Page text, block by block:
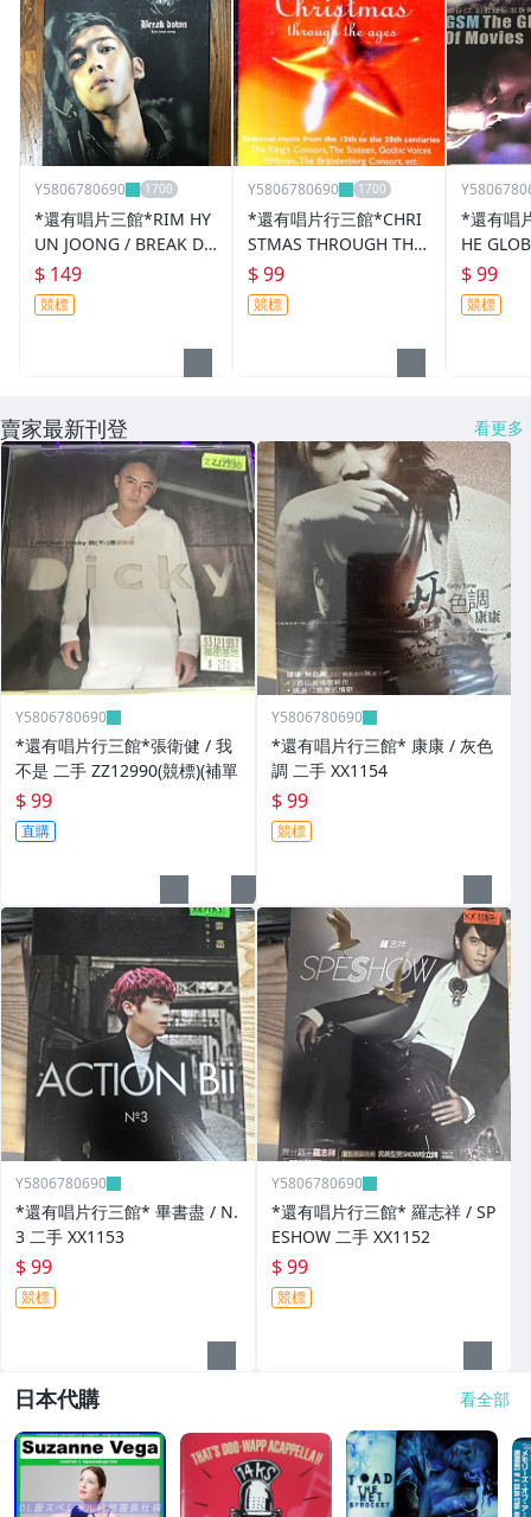
Y5806780690
*還有唱片三館*RIM HY
UN JOONG / BREAK DO
WN 二手 XX0981
$ 149
競標
Y5806780690
*還有唱片行三館*CHRI
STMAS THROUGH THE
AGES 二手 ZZ6283(需競
標)
$ 99
競標
*還有唱
HE
F
4(需競標)
$ 99
競標
賣家最新刊登 看更多
Y5806780690
*還有唱片行三館*張衛健 / 我
不是 二手 ZZ12990(競標)(補單
$ 99
直購
Y5806780690
*還有唱片行三館* 康康 / 灰色
調 二手 XX1154
$ 99
競標
Y5806780690
*還有唱片行三館* 畢書盡 / N.
3 二手 XX1153
$ 99
競標
Y5806780690
*還有唱片行三館* 羅志祥 / SP
ESHOW 二手 XX1152
$ 99
競標
日本代購 看全部